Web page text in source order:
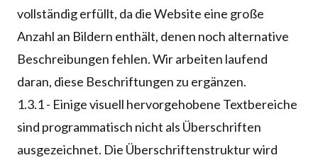
vollständig erfüllt, da die Website eine große
Anzahl an Bildern enthält, denen noch alternative
Beschreibungen fehlen. Wir arbeiten laufend
daran, diese Beschriftungen zu ergänzen.
1.3.1 - Einige visuell hervorgehobene Textbereiche
sind programmatisch nicht als Überschriften
ausgezeichnet. Die Überschriftenstruktur wird